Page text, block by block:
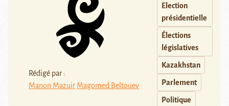
Rédigé par :
Manon Mazuir Magomed Beltouev
Election
présidentielle
Élections
législatives
Kazakhstan
Parlement
Politique